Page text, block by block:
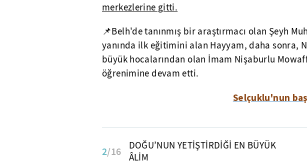
merkezlerine gitti.
📌Belh'de tanınmış bir araştırmacı olan Şeyh
yanında ilk eğitimini alan Hayyam, daha sonra,
büyük hocalarından olan İmam Nişaburlu
öğrenimine devam etti.
Selçuklu'nun
2/16
DOĞU’NUN YETİŞTİRDİĞİ EN BÜYÜK
ÂLİM